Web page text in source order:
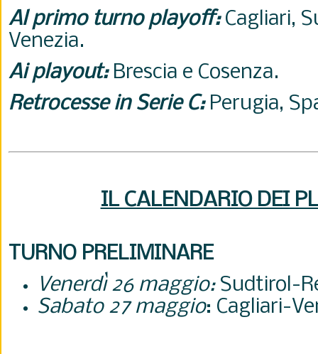
Al primo turno playoff:Cagliari,
Venezia.
Ai playout:Brescia e Cosenza.
Retrocesse in Serie C:Perugia,
IL CALENDARIO DEI
TURNO PRELIMINARE
Venerdì 26 maggio:Sudtirol-
Sabato 27 maggio: Cagliari-